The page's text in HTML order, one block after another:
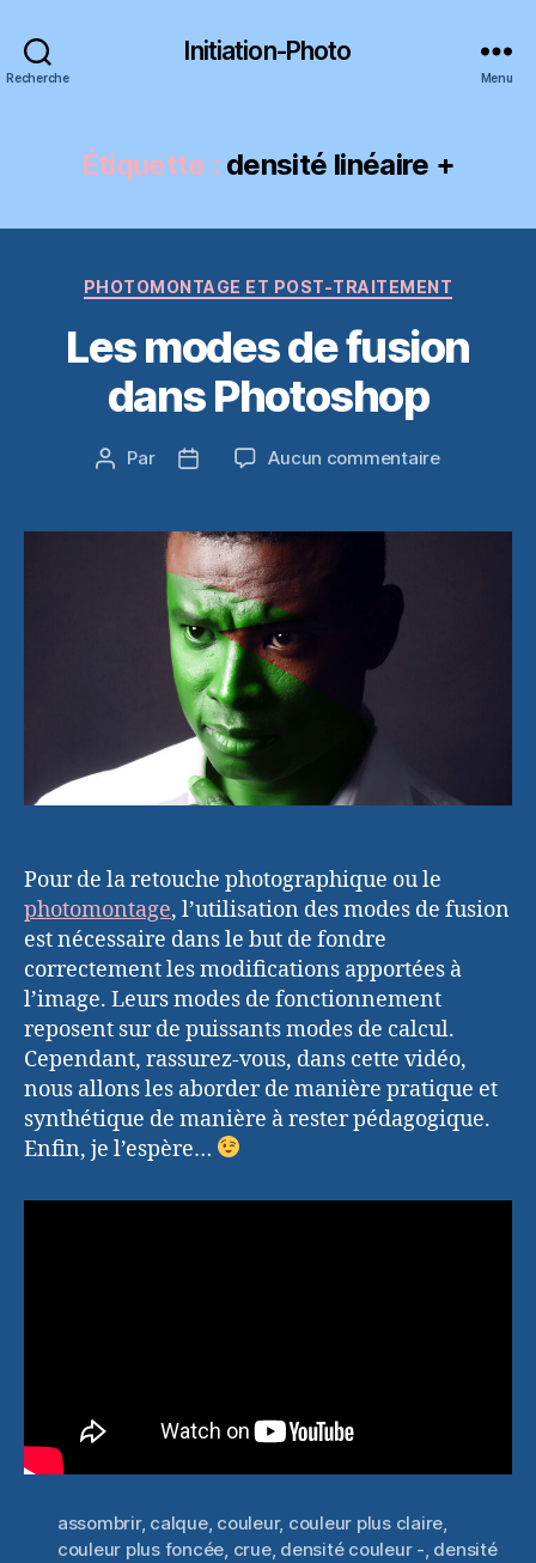
Recherche
Initiation-Photo
Menu
Étiquette : densité linéaire +
Catégories
PHOTOMONTAGE ET POST-TRAITEMENT
Les modes de fusion
dans Photoshop
Auteur
Par
Date
Aucun commentairesur
de
Pour de la retouche photographique ou le
photomontage, l’utilisation des modes de fusion
est nécessaire dans le but de fondre
correctement les modifications apportées à
l’image. Leurs modes de fonctionnement
reposent sur de puissants modes de calcul.
Cependant, rassurez-vous, dans cette vidéo,
nous allons les aborder de manière pratique et
synthétique de manière à rester pédagogique.
Enfin, je l’espère…
assombrir, calque, couleur, couleur plus claire,
couleur plus foncée, crue, densité couleur -, densité